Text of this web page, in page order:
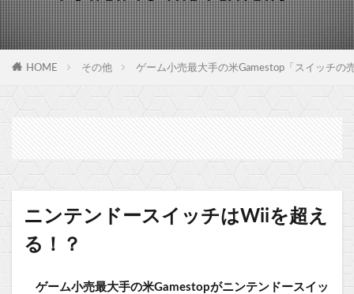
HOME その他 ゲーム小売最大手の米Gamestop「スイッチの
ニンテンドースイッチはWiiを超え
る！？
ゲーム小売最大手の米Gamestopがニンテンドースイッ